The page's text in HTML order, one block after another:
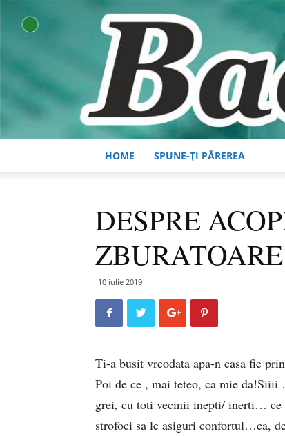
HOME SPUNE-ȚI PĂREREA
DESPRE
ZBURATOARE
10 iulie 2019
Ti-a busit vreodata apa-n casa fie
Poi de ce , mai teteo, ca mie
grei, cu toti vecinii inepti/ inerti… ce
strofoci sa le asiguri confortul…ca,